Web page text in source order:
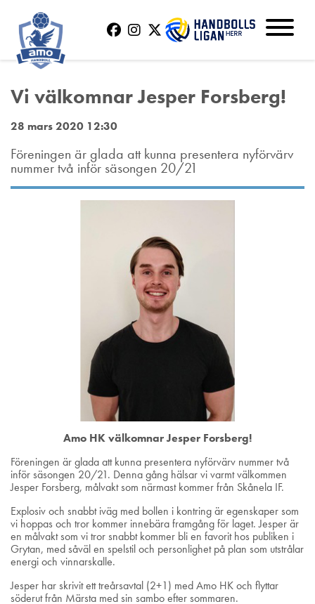
Vi välkomnar Jesper Forsberg!
28 mars 2020 12:30
Föreningen är glada att kunna presentera nyförvärv
nummer två inför säsongen 20/21
Amo HK välkomnar Jesper Forsberg!
Föreningen är glada att kunna presentera nyförvärv nummer två
inför säsongen 20/21. Denna gång hälsar vi varmt välkommen
Jesper Forsberg, målvakt som närmast kommer från Skånela IF.
Explosiv och snabbt iväg med bollen i kontring är egenskaper som
vi hoppas och tror kommer innebära framgång för laget. Jesper är
en målvakt som vi tror snabbt kommer bli en favorit hos publiken i
Grytan, med såväl en spelstil och personlighet på plan som utstrålar
energi och vinnarskalle.
Jesper har skrivit ett treårsavtal (2+1) med Amo HK och flyttar
söderut från Märsta med sin sambo efter sommaren.